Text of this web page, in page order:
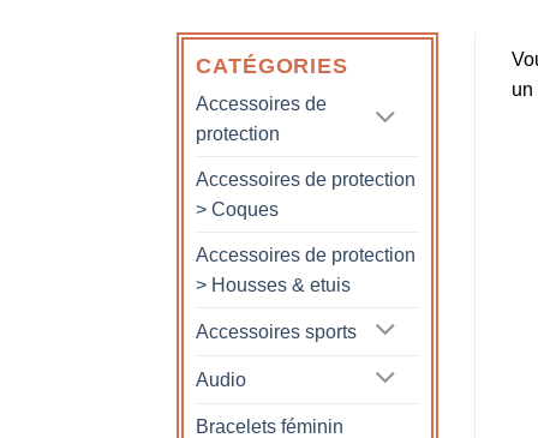
CATÉGORIES
Accessoires de
protection
Accessoires de protection
> Coques
Accessoires de protection
> Housses & etuis
Accessoires sports
Audio
Bracelets féminin
un